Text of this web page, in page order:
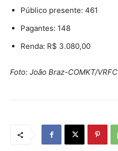
Público presente: 461
Pagantes: 148
Renda: R$ 3.080,00
Foto: João Braz-COMKT/VRFC